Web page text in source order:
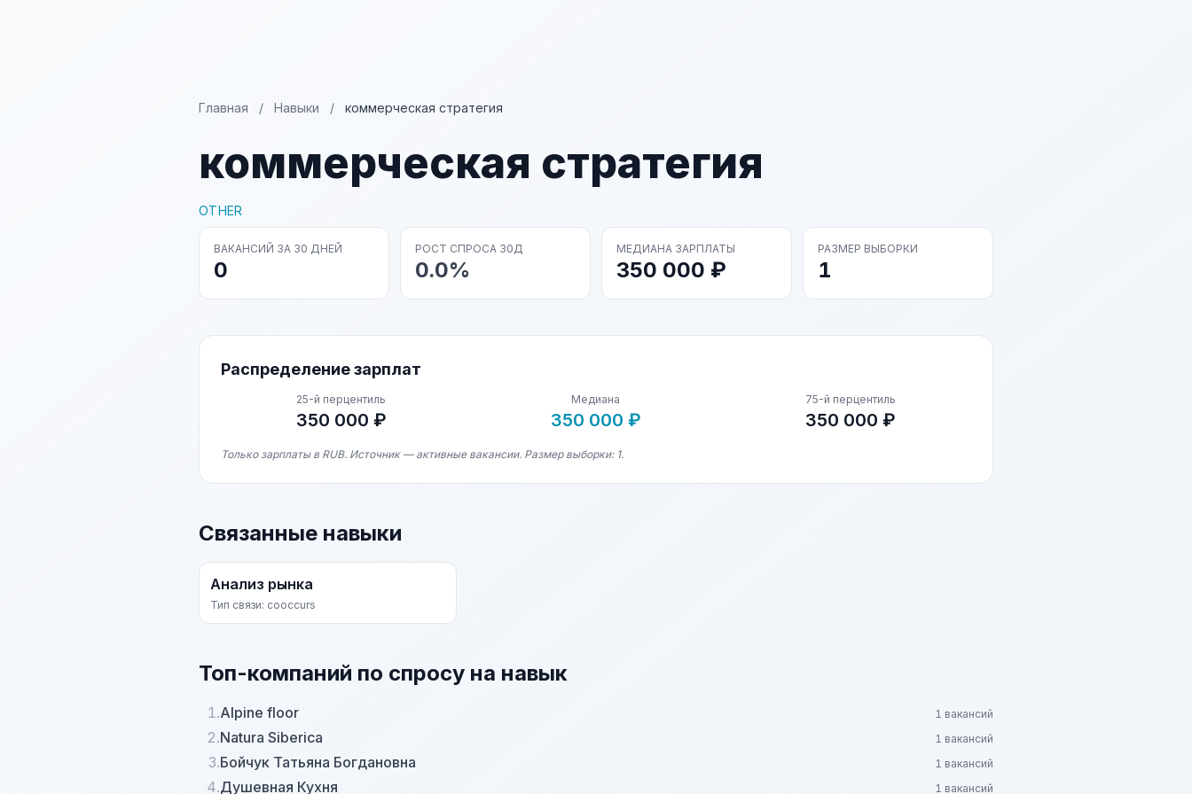
Главная / Навыки / коммерческая стратегия
коммерческая стратегия
OTHER
ВАКАНСИЙ ЗА 30 ДНЕЙ
0
РОСТ СПРОСА 30Д
0.0%
МЕДИАНА ЗАРПЛАТЫ
350 000 ₽
РАЗМЕР ВЫБОРКИ
1
Распределение зарплат
25-й перцентиль
350 000 ₽
Медиана
350 000 ₽
75-й перцентиль
350 000 ₽
Только зарплаты в RUB. Источник — активные вакансии. Размер выборки: 1.
Связанные навыки
Анализ рынка
Тип связи: cooccurs
Топ-компаний по спросу на навык
1.Alpine floor 1 вакансий
2.Natura Siberica 1 вакансий
3.Бойчук Татьяна Богдановна 1 вакансий
4.Душевная Кухня 1 вакансий